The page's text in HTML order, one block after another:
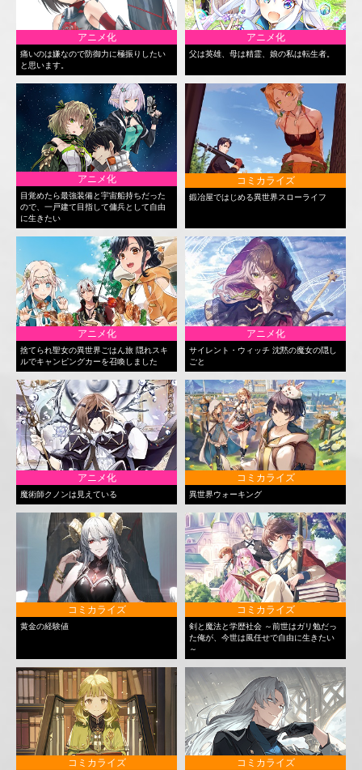
アニメ化
痛いのは嫌なので防御力に極振りしたい
と思います。
アニメ化
父は英雄、母は精霊、娘の私は転生者。
アニメ化
目覚めたら最強装備と宇宙船持ちだった
ので、一戸建て目指して傭兵として自由
に生きたい
コミカライズ
鍛冶屋ではじめる異世界スローライフ
アニメ化
捨てられ聖女の異世界ごはん旅 隠れスキ
ルでキャンピングカーを召喚しました
アニメ化
サイレント・ウィッチ 沈黙の魔女の隠し
ごと
アニメ化
魔術師クノンは見えている
コミカライズ
異世界ウォーキング
コミカライズ
黄金の経験値
コミカライズ
剣と魔法と学歴社会 ～前世はガリ勉だっ
た俺が、今世は風任せで自由に生きたい
～
コミカライズ コミカライズ